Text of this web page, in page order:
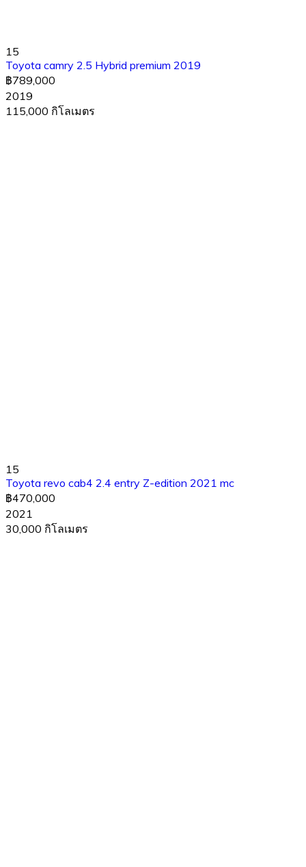
15
Toyota camry 2.5 Hybrid premium 2019
฿789,000
2019
115,000 กิโลเมตร
15
Toyota revo cab4 2.4 entry Z-edition 2021 mc
฿470,000
2021
30,000 กิโลเมตร